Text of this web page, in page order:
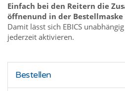
Einfach bei den Reitern die
öffnenund in der
Damit lässt sich EBICS
jederzeit aktivieren.
Bestellen